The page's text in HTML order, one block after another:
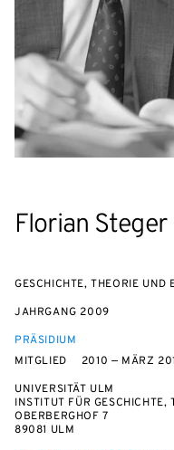
Florian Steger
GESCHICHTE, THEORIE UND
JAHRGANG 2009
PRÄSIDIUM
MITGLIED
2010 — MÄRZ
UNIVERSITÄT ULM
INSTITUT FÜR
OBERBERGHOF 7
89081 ULM